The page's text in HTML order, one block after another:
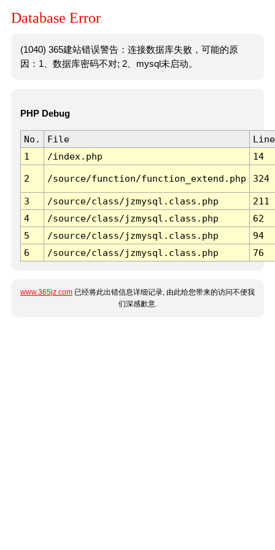
Database Error
(1040) 365建站错误警告：连接数据库失败，可能的原
因：1、数据库密码不对; 2、mysql未启动。
PHP Debug
No. File
Line
1
/index.php 14
2 /source/function/function_extend.php 324
3 /source/class/jzmysql.class.php
211
4
/source/class/jzmysql.class.php
62
5
/source/class/jzmysql.class.php
94
6
/source/class/jzmysql.class.php 76
www.365jz.com 已经将此出错信息详细记录, 由此给您带来的访问不便我
们深感歉意.